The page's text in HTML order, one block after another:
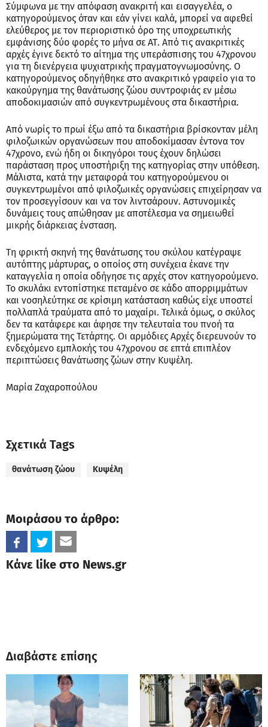
Σύμφωνα με την απόφαση ανακριτή και εισαγγελέα, ο
κατηγορούμενος όταν και εάν γίνει καλά, μπορεί να αφεθεί
ελεύθερος με τον περιοριστικό όρο της υποχρεωτικής
εμφάνισης δύο φορές το μήνα σε ΑΤ. Από τις ανακριτικές
αρχές έγινε δεκτό το αίτημα της υπεράσπισης του 47χρονου
για τη διενέργεια ψυχιατρικής πραγματογνωμοσύνης. Ο
κατηγορούμενος οδηγήθηκε στο ανακριτικό γραφείο για το
κακούργημα της θανάτωσης ζώου συντροφιάς εν μέσω
αποδοκιμασιών από συγκεντρωμένους στα δικαστήρια.
Από νωρίς το πρωί έξω από τα δικαστήρια βρίσκονταν μέλη
φιλοζωικών οργανώσεων που αποδοκίμασαν έντονα τον
47χρονο, ενώ ήδη οι δικηγόροι τους έχουν δηλώσει
παράσταση προς υποστήριξη της κατηγορίας στην υπόθεση.
Μάλιστα, κατά την μεταφορά του κατηγορούμενου οι
συγκεντρωμένοι από φιλοζωικές οργανώσεις επιχείρησαν να
τον προσεγγίσουν και να τον λιντσάρουν. Αστυνομικές
δυνάμεις τους απώθησαν με αποτέλεσμα να σημειωθεί
μικρής διάρκειας ένσταση.
Τη φρικτή σκηνή της θανάτωσης του σκύλου κατέγραψε
αυτόπτης μάρτυρας, ο οποίος στη συνέχεια έκανε την
καταγγελία η οποία οδήγησε τις αρχές στον κατηγορούμενο.
Το σκυλάκι εντοπίστηκε πεταμένο σε κάδο απορριμμάτων
και νοσηλεύτηκε σε κρίσιμη κατάσταση καθώς είχε υποστεί
πολλαπλά τραύματα από το μαχαίρι. Τελικά όμως, ο σκύλος
δεν τα κατάφερε και άφησε την τελευταία του πνοή τα
ξημερώματα της Τετάρτης. Οι αρμόδιες Αρχές διερευνούν το
ενδεχόμενο εμπλοκής του 47χρονου σε επτά επιπλέον
περιπτώσεις θανάτωσης ζώων στην Κυψέλη.
Μαρία Ζαχαροπούλου
Σχετικά Tags
θανάτωση ζώου Κυψέλη
Μοιράσου το άρθρο:
Κάνε like στο News.gr
Διαβάστε επίσης